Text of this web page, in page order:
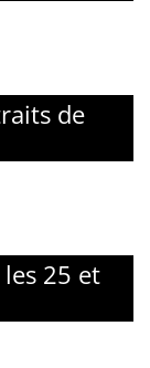
de
25 et